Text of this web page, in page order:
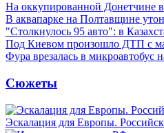
На оккупированной Донетчине
В аквапарке на Полтавщине
"Столкнулось 95 авто": в
Под Киевом произошло ДТП с
Фура врезалась в микроавтобус
Сюжеты
Эскалация для Европы.